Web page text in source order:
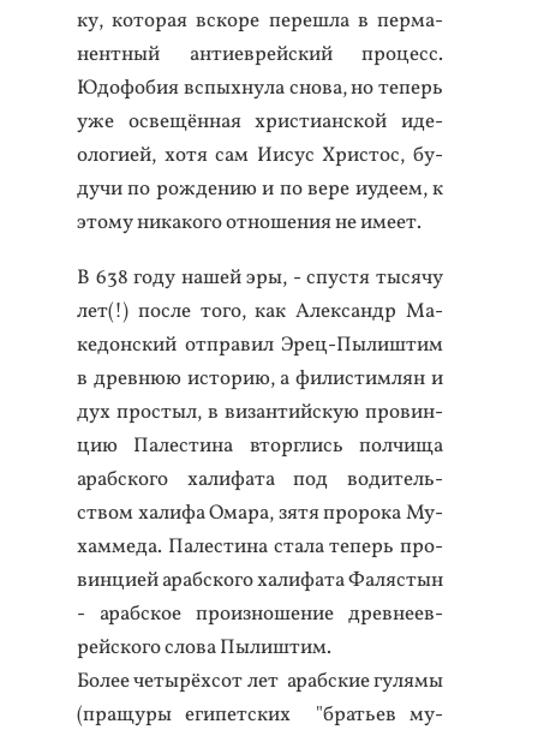
ку, ко­торая вско­ре пе­реш­ла в пер­ма­
нен­тный ан­ти­ев­рей­ский про­цесс.
Юдо­фобия вспых­ну­ла сно­ва, но те­перь
уже ос­ве­щён­ная хрис­ти­ан­ской иде­
оло­ги­ей, хо­тя сам И­исус Хрис­тос, бу­
дучи по рож­де­нию и по ве­ре и­уде­ем, к
это­му ни­како­го от­но­шения не име­ет.
В 638 го­ду на­шей эры, - спус­тя ты­сячу
лет(!) пос­ле то­го, как Алек­сандр Ма­
кедон­ский от­пра­вил Эрец-Пы­лиш­тим
в древ­нюю ис­то­рию, а фи­лис­тимлян и
дух прос­тыл, в ви­зан­тий­скую про­вин­
цию Па­лес­ти­на втор­глись пол­чи­ща
араб­ско­го ха­лифа­та под во­дитель­
ством ха­лифа Ома­ра, зя­тя про­рока Му­
хам­ме­да. Па­лес­ти­на ста­ла те­перь про­
вин­ци­ей араб­ско­го ха­лифа­та Фа­ляс­тын
- араб­ское про­из­но­шение древ­не­ев­
рей­ско­го сло­ва Пы­лиш­тим.
Бо­лее че­тырёх­сот лет араб­ские гу­лямы
(пра­щуры еги­пет­ских "брать­ев му­